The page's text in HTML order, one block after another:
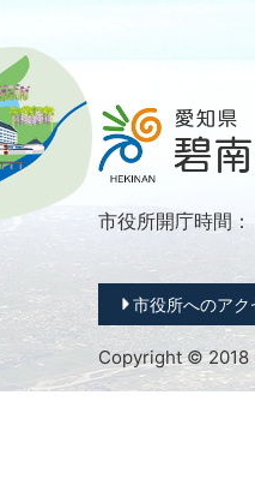
市役所開庁時間：
市役所へのアク
Copyright © 2018